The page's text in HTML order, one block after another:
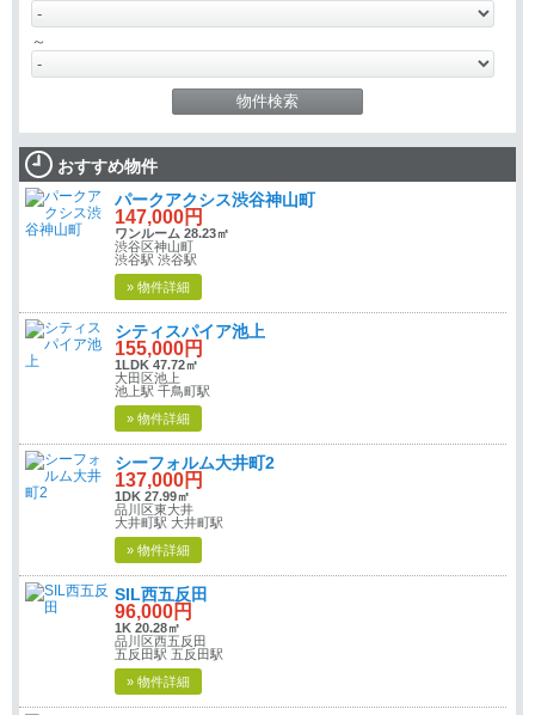
～
おすすめ物件
パークアクシス渋谷神山町
147,000円
ワンルーム 28.23㎡
渋谷区神山町
渋谷駅 渋谷駅
» 物件詳細
シティスパイア池上
155,000円
1LDK 47.72㎡
大田区池上
池上駅 千鳥町駅
» 物件詳細
シーフォルム大井町2
137,000円
1DK 27.99㎡
品川区東大井
大井町駅 大井町駅
» 物件詳細
SIL西五反田
96,000円
1K 20.28㎡
品川区西五反田
五反田駅 五反田駅
» 物件詳細